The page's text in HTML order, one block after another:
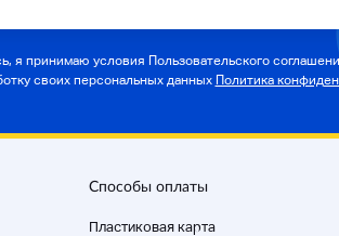
я принимаю условия Пользовательского
своих персональных данных Политика
Способы оплаты
Пластиковая карта